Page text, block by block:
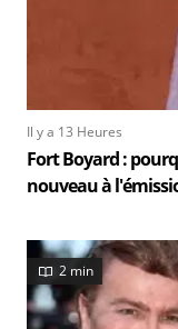
Il y a 13 Heures
Fort Boyard :
nouveau à
2 min